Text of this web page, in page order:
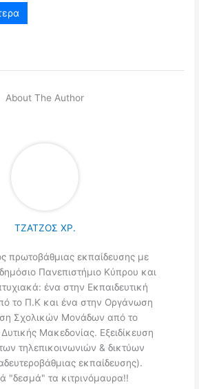
About The Author
ΤΖΑΤΖΟΣ ΧΡ.
πρωτοβάθμιας εκπαίδευσης με
Πανεπιστήμιο Κύπρου και
ένα στην Εκπαιδευτική
το Π.Κ και ένα στην Οργάνωση
Σχολικών Μονάδων από το
Μακεδονίας. Εξειδίκευση
τηλεπικοινωνιών & δικτύων
εκπαίδευσης).
"δεσμά" τα κιτρινόμαυρα!!